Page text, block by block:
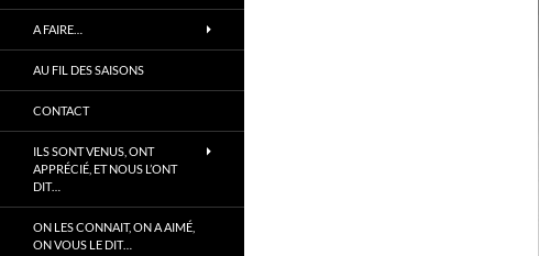
A FAIRE…
AU FIL DES SAISONS
CONTACT
ILS SONT VENUS, ONT
APPRÉCIÉ, ET NOUS L’ONT
DIT…
ON LES CONNAIT, ON A AIMÉ,
ON VOUS LE DIT…